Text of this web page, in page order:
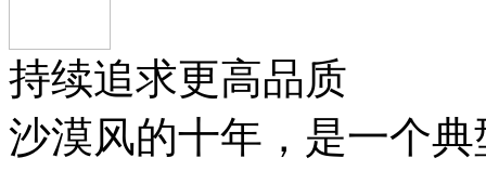
持续追求更高品质
沙漠风的十年，是一个